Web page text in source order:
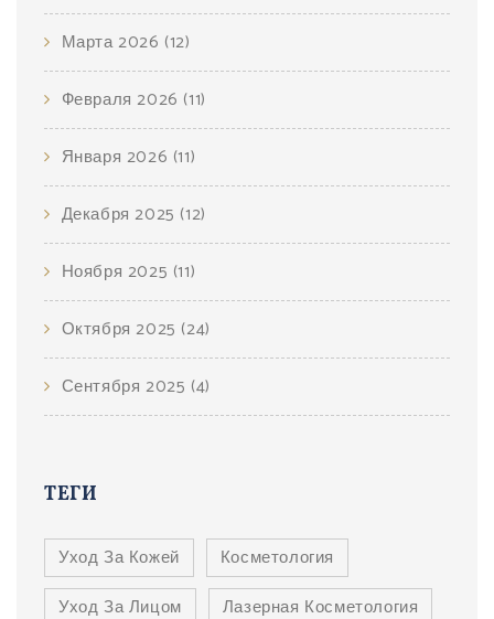
Марта 2026 (12)
Февраля 2026 (11)
Января 2026 (11)
Декабря 2025 (12)
Ноября 2025 (11)
Октября 2025 (24)
Сентября 2025 (4)
ТЕГИ
Уход За Кожей
Косметология
Уход За Лицом
Лазерная Косметология